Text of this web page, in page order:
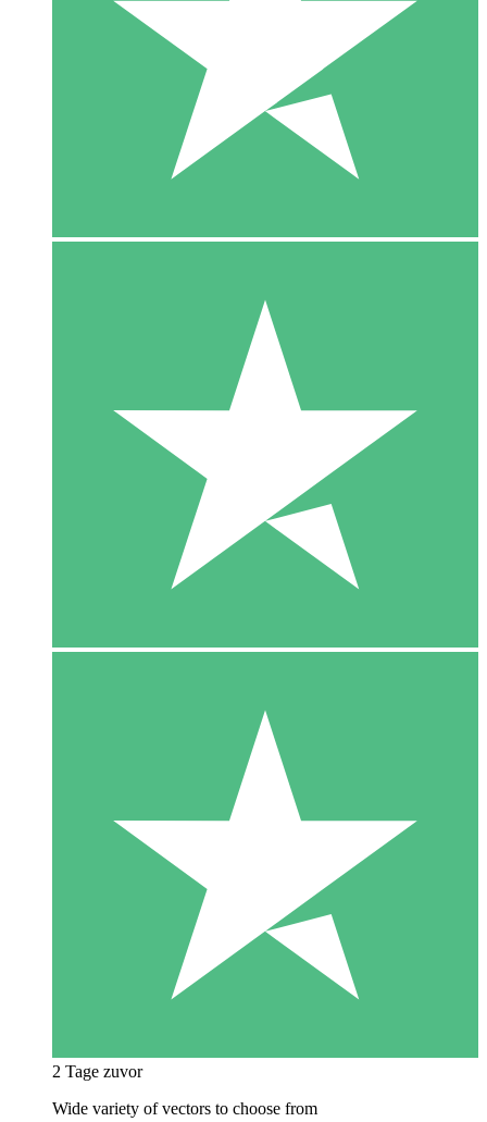
2 Tage zuvor
Wide variety of vectors to choose from